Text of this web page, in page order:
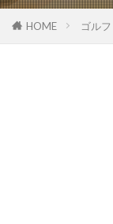
HOME ゴルフ